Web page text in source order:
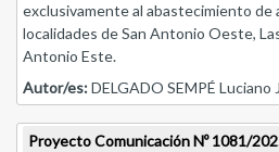
exclusivamente al abastecimiento de
localidades de San Antonio Oeste,
Antonio Este.
Autor/es:DELGADO SEMPÉ Luciano
Proyecto Comunicación Nº 1081/